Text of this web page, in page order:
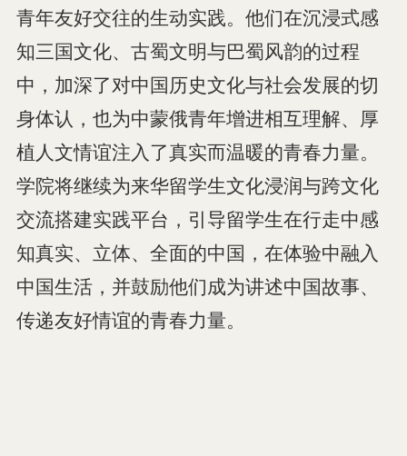
青年友好交往的生动实践。他们在沉浸式感
知三国文化、古蜀文明与巴蜀风韵的过程
中，加深了对中国历史文化与社会发展的切
身体认，也为中蒙俄青年增进相互理解、厚
植人文情谊注入了真实而温暖的青春力量。
学院将继续为来华留学生文化浸润与跨文化
交流搭建实践平台，引导留学生在行走中感
知真实、立体、全面的中国，在体验中融入
中国生活，并鼓励他们成为讲述中国故事、
传递友好情谊的青春力量。